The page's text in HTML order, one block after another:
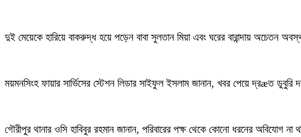
দুই মেয়েকে হারিয়ে বাকরুদ্ধ হয়ে পড়েন বাবা সুলতান মিয়া এবং ঘরের বারান্দায়
ময়মনসিংহ ফায়ার সার্ভিসের স্টেশন লিডার সাইফুল ইসলাম জানান, খবর পেয়ে দ্রæত
গৌরীপুর থানার ওসি হাবিবুর রহমান জানান, পরিবারের পক্ষ থেকে কোনো ধরনের অবিযোগ